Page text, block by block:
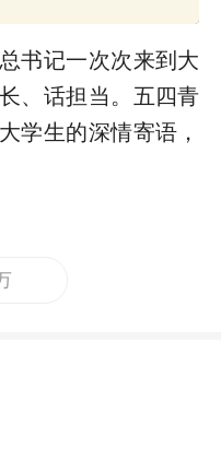
书记一次次来到大
、话担当。五四青
学生的深情寄语，